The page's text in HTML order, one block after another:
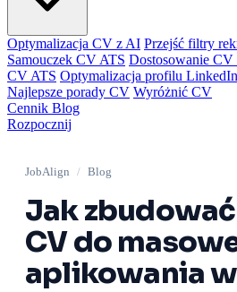
Optymalizacja CV z AI Przejść filtry
Samouczek CV ATS Dostosowanie CV
CV ATS Optymalizacja profilu LinkedIn
Najlepsze porady CV Wyróżnić CV
Cennik Blog
Rozpocznij
JobAlign / Blog
Jak
CV do
aplikowania